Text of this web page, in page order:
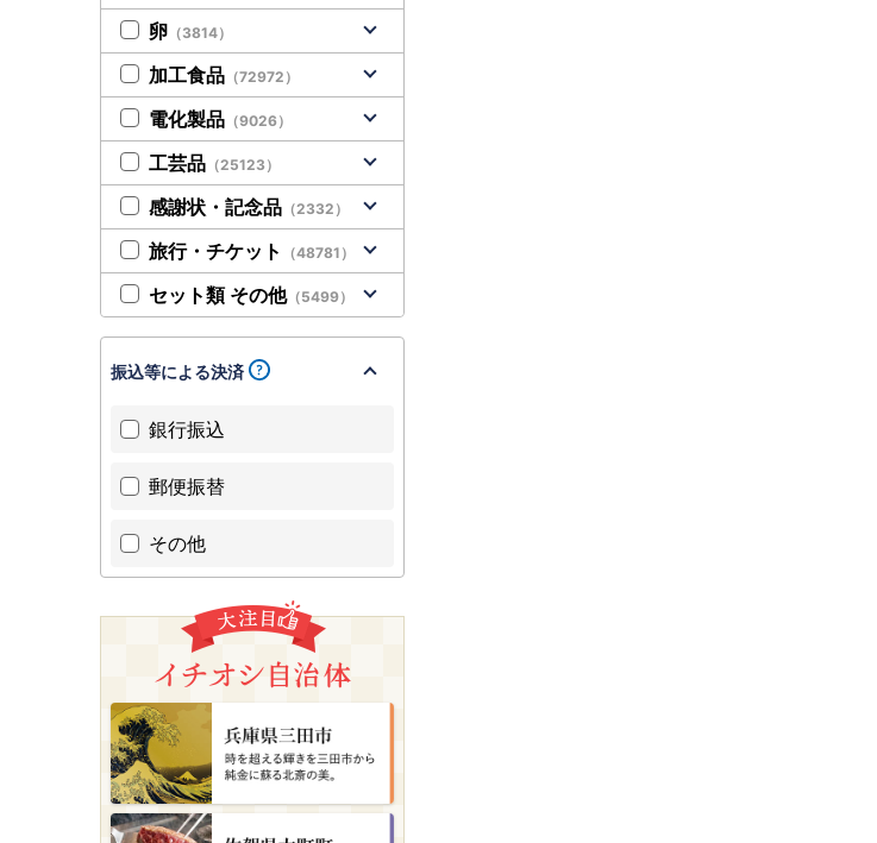
卵 （3814）
加工食品 （72972）
電化製品 （9026）
工芸品 （25123）
感謝状・記念品 （2332）
旅行・チケット （48781）
セット類 その他（5499）
振込等による決済
銀行振込
郵便振替
その他